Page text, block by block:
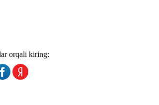
orqali kiring: